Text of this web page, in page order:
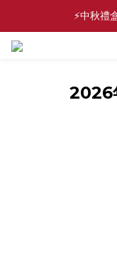
✨中秋禮
⚡中秋禮
💕緣滿成雙
2026